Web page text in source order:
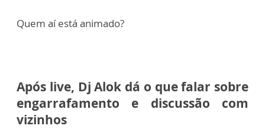
Quem aí está animado?
Após live, Dj Alok dá o que falar sobre
engarrafamento e discussão com
vizinhos